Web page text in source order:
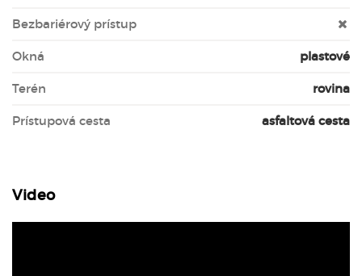
Bezbariérový prístup
Okná plastové
Terén rovina
Prístupová cesta asfaltová cesta
Video